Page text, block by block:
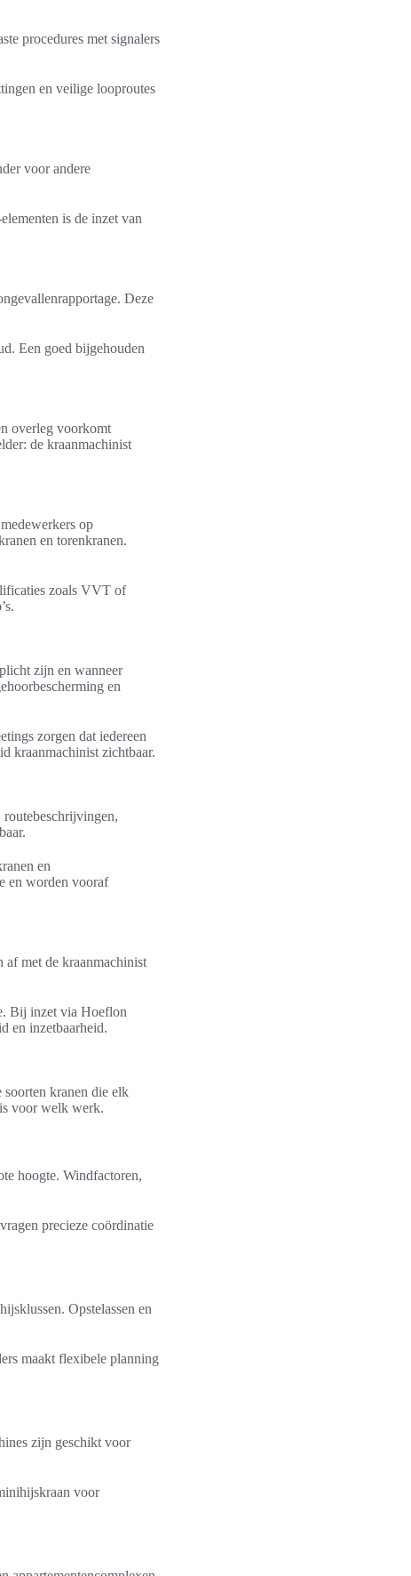
procedures met signalers
en veilige looproutes
voor andere
is de inzet van
Deze
Een goed bijgehouden
overleg voorkomt
de kraanmachinist
op
en torenkranen.
zoals VVT of
zijn en wanneer
en
zorgen dat iedereen
kraanmachinist zichtbaar.
en
en worden vooraf
af met de kraanmachinist
Bij inzet via Hoeflon
en inzetbaarheid.
soorten kranen die elk
voor welk werk.
hoogte. Windfactoren,
precieze coördinatie
Opstelassen en
maakt flexibele planning
zijn geschikt voor
voor